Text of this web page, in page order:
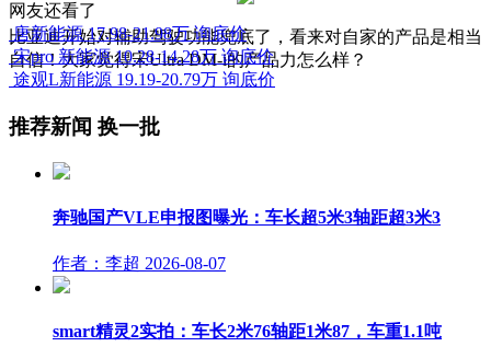
比亚迪开始对辅助驾驶功能兜底了，看来对自家的产品是相当
自信！大家觉得宋Ultra DM-i的产品力怎么样？
网友还看了
唐新能源 17.98-21.98万 询底价
宋pro 新能源 10.28-14.28万 询底价
途观L新能源 19.19-20.79万 询底价
推荐新闻 换一批
奔驰国产VLE申报图曝光：车长超5米3轴距超3米3
作者：李超 2026-08-07
smart精灵2实拍：车长2米76轴距1米87，车重1.1吨